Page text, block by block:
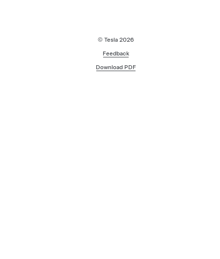
© Tesla 2026
Feedback
Download PDF